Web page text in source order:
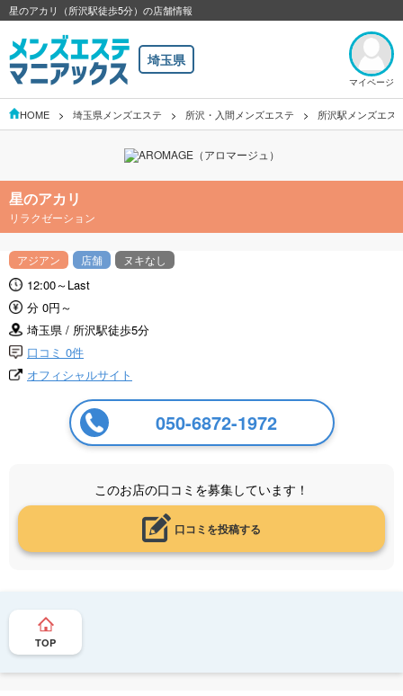
星のアカリ（所沢駅徒歩5分）の店舗情報
埼玉県
マイページ
HOME 埼玉県メンズエステ 所沢・入間メンズエステ 所沢駅メンズエス
星のアカリ
リラクゼーション
アジアン 店舗 ヌキなし
12:00～Last
分 0円～
埼玉県 / 所沢駅徒歩5分
口コミ 0件
オフィシャルサイト
050-6872-1972
このお店の口コミを募集しています！
口コミを投稿する
TOP